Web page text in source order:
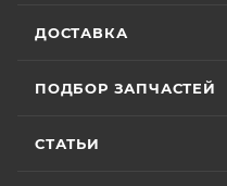
ДОСТАВКА
ПОДБОР ЗАПЧАСТЕЙ
СТАТЬИ